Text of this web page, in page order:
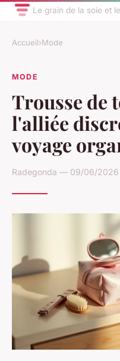
Le grain de la soie et
Accueil›Mode
MODE
Trousse de
l'alliée
voyage
Radegonda — 09/06/